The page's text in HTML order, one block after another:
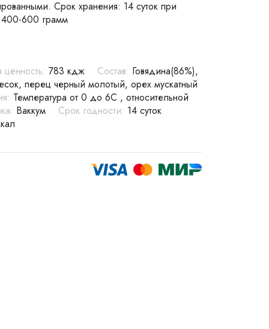
Срок хранения: 14 суток при
400-600 грамм
ценность: 783 кдж Состав: Говядина(86%),
перец черный молотый, орех мускатный
Температура от 0 до 6С , относительной
Ваккум Срок годности: 14 суток